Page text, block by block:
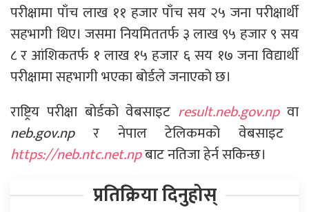
परीक्षामा पाँच लाख ११ हजार पाँच सय २५ जना परीक्षार्थी
सहभागी थिए। जसमा नियमिततर्फ ३ लाख ९५ हजार ९ सय
८ र आंशिकतर्फ १ लाख १५ हजार ६ सय १७ जना विद्यार्थी
परीक्षामा सहभागी भएका बोर्डले जनाएको छ।
राष्ट्रिय परीक्षा बोर्डको वेबसाइट result.neb.gov.npवा
neb.gov.np
र नेपाल टेलिकमको वेबसाइट
https://neb.ntc.net.npबाट नतिजा हेर्न सकिन्छ।
प्रतिक्रिया दिनुहोस्